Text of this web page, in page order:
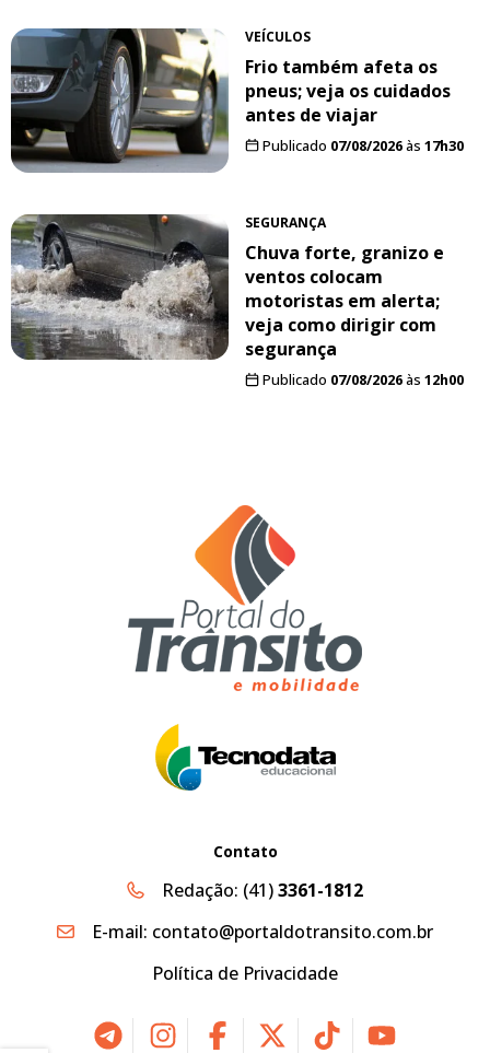
VEÍCULOS
Frio também afeta os
pneus; veja os cuidados
antes de viajar
Publicado 07/08/2026às 17h30
SEGURANÇA
Chuva forte, granizo e
ventos colocam
motoristas em alerta;
veja como dirigir com
segurança
Publicado 07/08/2026às 12h00
Contato
Redação: (41)3361-1812
E-mail: contato@portaldotransito.com.br
Política de Privacidade